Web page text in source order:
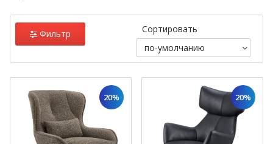
Фильтр Сортировать
20% 20%